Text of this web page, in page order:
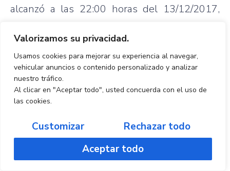
Valorizamos su privacidad.
Usamos cookies para mejorar su experiencia al navegar,
vehicular anuncios o contenido personalizado y analizar
nuestro tráfico.
Al clicar en "Aceptar todo", usted concuerda con el uso de
las cookies.
Customizar
Rechazar todo
Aceptar todo
alcanzó a las 22:00 horas del 13/12/2017,
fue de 2.928 MW.
De acuerdo a lo informado por la ANDE, a las
14:10 horas del jueves 14 de diciembre, el
SIN-Paraguay registró un valor máximo
instantáneo de 3.103 MW, superando la
marca anterior de 3.095 MW, que se había
registrado a las 21:25 horas del 08/03/2017.